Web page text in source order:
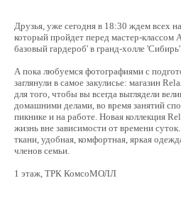
Друзья, уже сегодня в 18:30 ждем всех
который пройдет перед мастер-классом
базовый гардероб' в гранд-холле
А пока любуемся фотографиями с
заглянули в самое закулисье: магазин
для того, чтобы вы всегда выглядели
домашними делами, во время занятий
пикнике и на работе. Новая коллекция
жизнь вне зависимости от времени
ткани, удобная, комфортная, яркая
членов семьи.
1 этаж, ТРК КомсоМОЛЛ